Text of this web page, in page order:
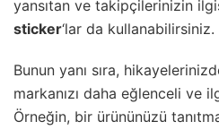
yansıtan ve takipçilerinizin
sticker‘lar da kullanabilirsiniz.
Bunun yanı sıra,
markanızı daha eğlenceli ve
Örneğin, bir ürününüzü